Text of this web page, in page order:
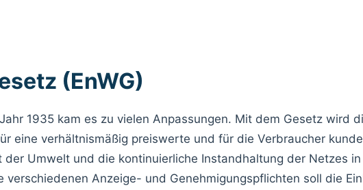
(EnWG)
1935 kam es zu vielen Anpassungen. Mit dem Gesetz wird
eine verhältnismäßig preiswerte und für die Verbraucher
Umwelt und die kontinuierliche Instandhaltung der Netzes
Anzeige- und Genehmigungspflichten soll die